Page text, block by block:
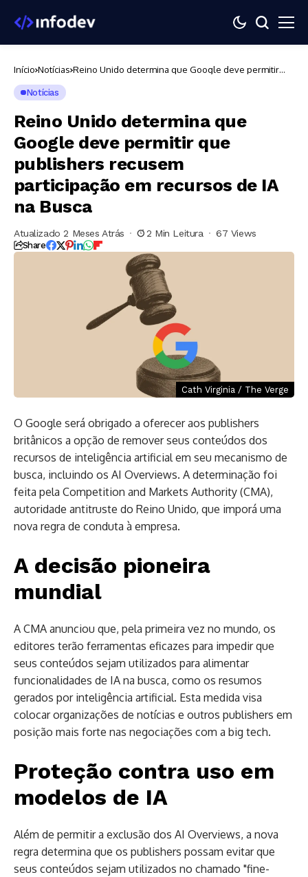
Início Notícias Reino Unido determina que Google deve permitir
Notícias
Reino Unido determina que
Google deve permitir que
publishers recusem
participação em recursos de IA
na Busca
Atualizado 2 Meses Atrás 2 Min Leitura 67 Views
Share
Cath Virginia / The Verge
O Google será obrigado a oferecer aos publishers
britânicos a opção de remover seus conteúdos dos
recursos de inteligência artificial em seu mecanismo de
busca, incluindo os AI Overviews. A determinação foi
feita pela Competition and Markets Authority (CMA),
autoridade antitruste do Reino Unido, que imporá uma
nova regra de conduta à empresa.
A decisão pioneira
mundial
A CMA anunciou que, pela primeira vez no mundo, os
editores terão ferramentas eficazes para impedir que
seus conteúdos sejam utilizados para alimentar
funcionalidades de IA na busca, como os resumos
gerados por inteligência artificial. Esta medida visa
colocar organizações de notícias e outros publishers em
posição mais forte nas negociações com a big tech.
Proteção contra uso em
modelos de IA
Além de permitir a exclusão dos AI Overviews, a nova
regra determina que os publishers possam evitar que
seus conteúdos sejam utilizados no chamado "fine-